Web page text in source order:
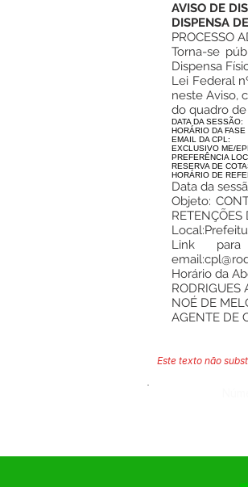
AVISO DE
DISPENSA
PROCESSO
Torna-se
Dispensa
Lei Federal
neste Aviso,
do quadro
DATA DA SESSÃO:
HORÁRIO DA
EMAIL DA CPL:
EXCLUSIVO ME/
PREFERÊNCIA
RESERVA DE
HORÁRIO DE
Data da
Objeto:
RETENÇÕES
Link
email:
Horário da
RODRIGUES
NOÉ DE
AGENTE DE
Este texto não